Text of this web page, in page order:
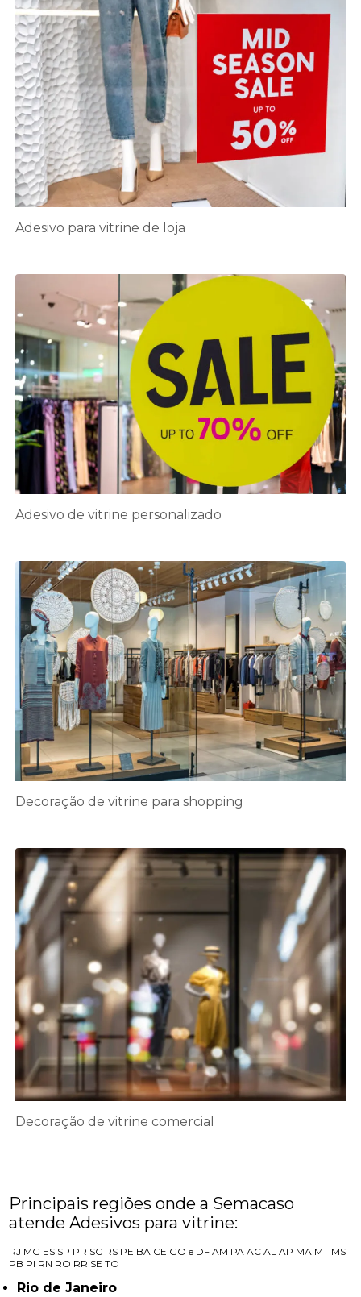
Adesivo para vitrine de loja
Adesivo de vitrine personalizado
Decoração de vitrine para shopping
Decoração de vitrine comercial
Principais regiões onde a Semacaso
atende Adesivos para vitrine:
RJ MG ES SP PR SC RS PE BA CE GO e DF AM PA AC AL AP MA MT MS
PB PI RN RO RR SE TO
Rio de Janeiro